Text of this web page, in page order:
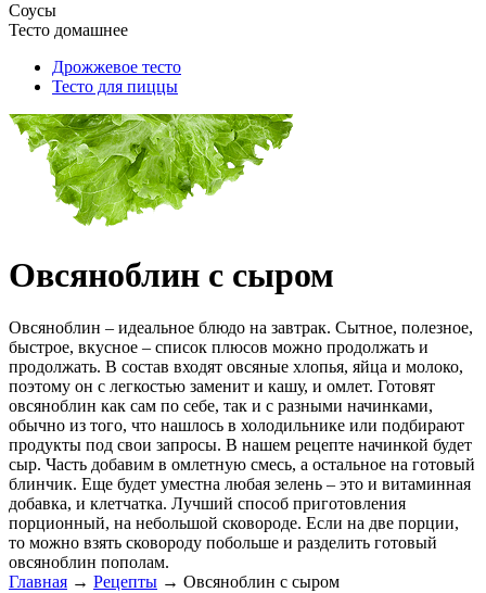
Соусы
Тесто домашнее
Дрожжевое тесто
Тесто для пиццы
Овсяноблин с сыром
Овсяноблин – идеальное блюдо на завтрак. Сытное, полезное,
быстрое, вкусное – список плюсов можно продолжать и
продолжать. В состав входят овсяные хлопья, яйца и молоко,
поэтому он с легкостью заменит и кашу, и омлет. Готовят
овсяноблин как сам по себе, так и с разными начинками,
обычно из того, что нашлось в холодильнике или подбирают
продукты под свои запросы. В нашем рецепте начинкой будет
сыр. Часть добавим в омлетную смесь, а остальное на готовый
блинчик. Еще будет уместна любая зелень – это и витаминная
добавка, и клетчатка. Лучший способ приготовления
порционный, на небольшой сковороде. Если на две порции,
то можно взять сковороду побольше и разделить готовый
овсяноблин пополам.
Главная → Рецепты → Овсяноблин с сыром